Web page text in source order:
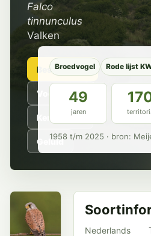
Falco
tinnunculus
Valken
Beschrijving
Voorkomen
Kenmerken
Geluid
Broedvogel Rode lijst
49
jaren
1958 t/m 2025 · bron:
Nederlands